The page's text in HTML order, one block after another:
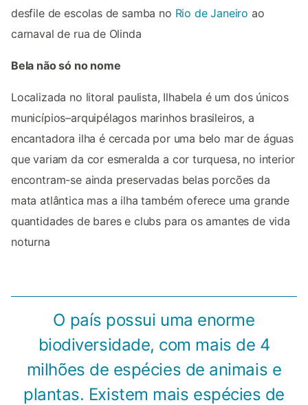
desfile de escolas de samba no Rio de Janeiro ao
carnaval de rua de Olinda
Bela não só no nome
Localizada no litoral paulista, Ilhabela é um dos únicos
municípios–arquipélagos marinhos brasileiros, a
encantadora ilha é cercada por uma belo mar de águas
que variam da cor esmeralda a cor turquesa, no interior
encontram-se ainda preservadas belas porcões da
mata atlântica mas a ilha também oferece uma grande
quantidades de bares e clubs para os amantes de vida
noturna
O país possui uma enorme
biodiversidade, com mais de 4
milhões de espécies de animais e
plantas. Existem mais espécies de